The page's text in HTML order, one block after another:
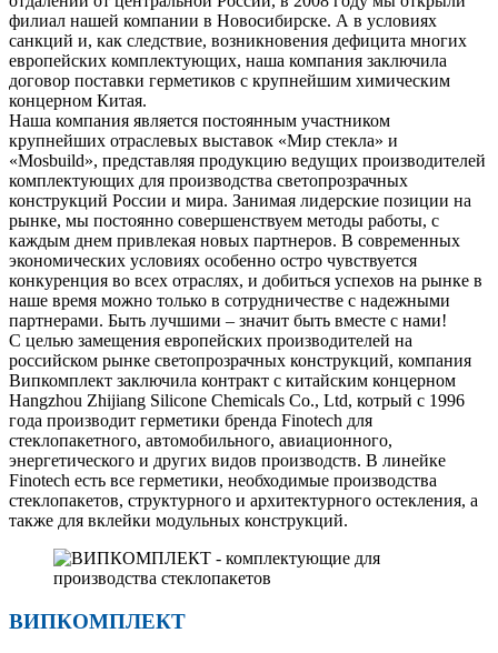
филиал нашей компании в Новосибирске. А в условиях
санкций и, как следствие, возникновения дефицита многих
европейских комплектующих, наша компания заключила
договор поставки герметиков с крупнейшим химическим
концерном Китая.
Наша компания является постоянным участником
крупнейших отраслевых выставок «Мир стекла» и
«Mosbuild», представляя продукцию ведущих производителей
комплектующих для производства светопрозрачных
конструкций России и мира. Занимая лидерские позиции на
рынке, мы постоянно совершенствуем методы работы, с
каждым днем привлекая новых партнеров. В современных
экономических условиях особенно остро чувствуется
конкуренция во всех отраслях, и добиться успехов на рынке в
наше время можно только в сотрудничестве с надежными
партнерами. Быть лучшими – значит быть вместе с нами!
С целью замещения европейских производителей на
российском рынке светопрозрачных конструкций, компания
Випкомплект заключила контракт с китайским концерном
Hangzhou Zhijiang Silicone Chemicals Co., Ltd, котрый с 1996
года производит герметики бренда Finotech для
стеклопакетного, автомобильного, авиационного,
энергетического и других видов производств. В линейке
Finotech есть все герметики, необходимые производства
стеклопакетов, структурного и архитектурного остекления, а
также для вклейки модульных конструкций.
ВИПКОМПЛЕКТ